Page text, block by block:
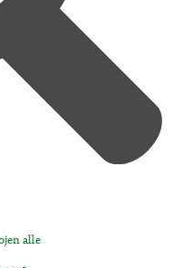
alle